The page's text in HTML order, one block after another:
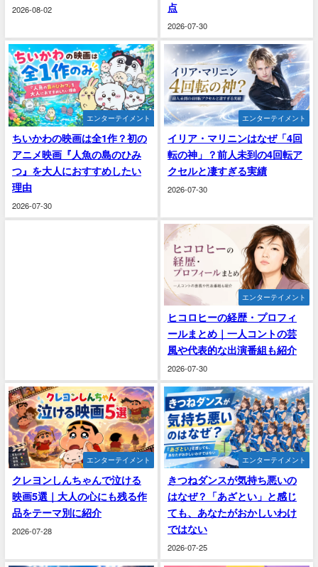
2026-08-02 点
2026-07-30
エンターテイメント
ちいかわの映画は全1作？初の
アニメ映画『人魚の島のひみ
つ』を大人におすすめしたい
理由
2026-07-30
エンターテイメント
イリア・マリニンはなぜ「4回
転の神」？前人未到の4回転ア
クセルと凄すぎる実績
2026-07-30
エンターテイメント
ヒコロヒーの経歴・プロフィ
ールまとめ｜一人コントの芸
風や代表的な出演番組も紹介
2026-07-30
エンターテイメント
クレヨンしんちゃんで泣ける
映画5選｜大人の心にも残る作
品をテーマ別に紹介
2026-07-28
エンターテイメント
きつねダンスが気持ち悪いの
はなぜ？「あざとい」と感じ
ても、あなたがおかしいわけ
ではない
2026-07-25